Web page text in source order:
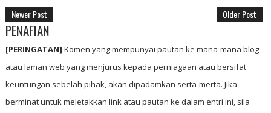
Newer Post Older Post
PENAFIAN
[PERINGATAN] Komen yang mempunyai pautan ke mana-mana blog
atau laman web yang menjurus kepada perniagaan atau bersifat
keuntungan sebelah pihak, akan dipadamkan serta-merta. Jika
berminat untuk meletakkan link atau pautan ke dalam entri ini, sila